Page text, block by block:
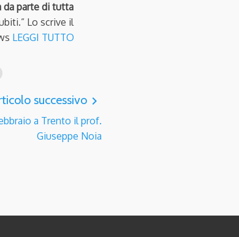
da parte di tutta
Lo scrive il
LEGGI TUTTO
successivo navigate_next
a Trento il prof.
Giuseppe Noia